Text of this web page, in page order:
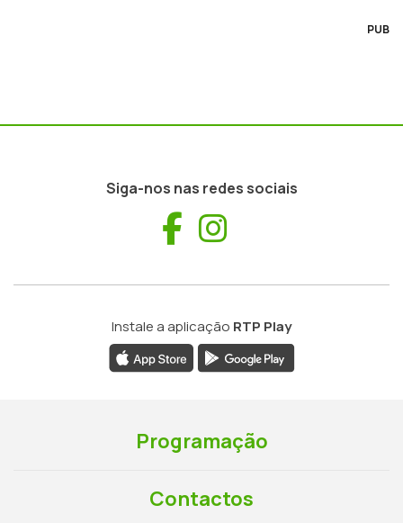
PUB
Siga-nos nas redes sociais
Facebook
Instale a aplicação RTP Play
Programação
Contactos